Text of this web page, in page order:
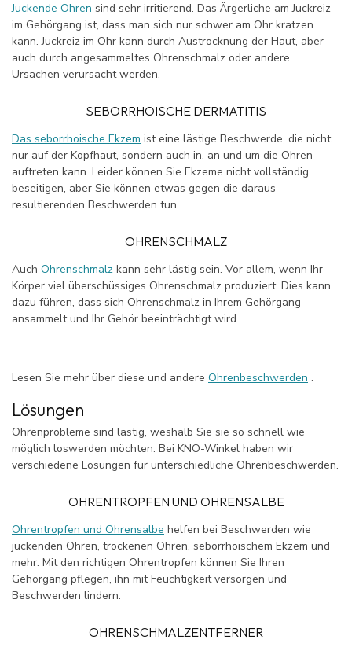
Juckende Ohren sind sehr irritierend. Das Ärgerliche am Juckreiz
im Gehörgang ist, dass man sich nur schwer am Ohr kratzen
kann. Juckreiz im Ohr kann durch Austrocknung der Haut, aber
auch durch angesammeltes Ohrenschmalz oder andere
Ursachen verursacht werden.
SEBORRHOISCHE DERMATITIS
Das seborrhoische Ekzem ist eine lästige Beschwerde, die nicht
nur auf der Kopfhaut, sondern auch in, an und um die Ohren
auftreten kann. Leider können Sie Ekzeme nicht vollständig
beseitigen, aber Sie können etwas gegen die daraus
resultierenden Beschwerden tun.
OHRENSCHMALZ
Auch Ohrenschmalz kann sehr lästig sein. Vor allem, wenn Ihr
Körper viel überschüssiges Ohrenschmalz produziert. Dies kann
dazu führen, dass sich Ohrenschmalz in Ihrem Gehörgang
ansammelt und Ihr Gehör beeinträchtigt wird.
Lesen Sie mehr über diese und andere Ohrenbeschwerden .
Lösungen
Ohrenprobleme sind lästig, weshalb Sie sie so schnell wie
möglich loswerden möchten. Bei KNO-Winkel haben wir
verschiedene Lösungen für unterschiedliche Ohrenbeschwerden.
OHRENTROPFEN UND OHRENSALBE
Ohrentropfen und Ohrensalbe helfen bei Beschwerden wie
juckenden Ohren, trockenen Ohren, seborrhoischem Ekzem und
mehr. Mit den richtigen Ohrentropfen können Sie Ihren
Gehörgang pflegen, ihn mit Feuchtigkeit versorgen und
Beschwerden lindern.
OHRENSCHMALZENTFERNER